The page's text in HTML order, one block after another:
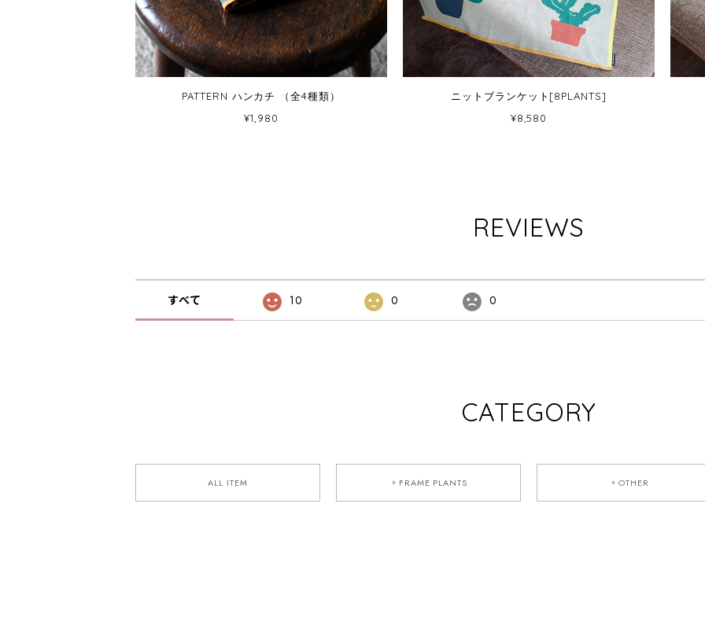
PATTERN ハンカチ （全4種類）
¥1,980
ニットブランケット[8PLANTS]
¥8,580
REVIEWS
すべて 10 0 0
CATEGORY
ALL ITEM ▫︎FRAME PLANTS ▫︎OTHER